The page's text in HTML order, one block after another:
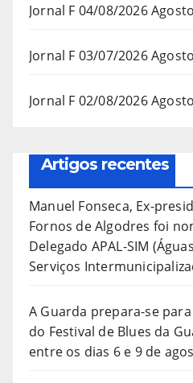
Jornal F 04/08/2026
Jornal F 03/07/2026
Jornal F 02/08/2026
Artigos recentes
Manuel Fonseca, Ex-
Fornos de Algodres foi
Delegado APAL-SIM
Serviços
A Guarda prepara-se
do Festival de Blues da
entre os dias 6 e 9 de